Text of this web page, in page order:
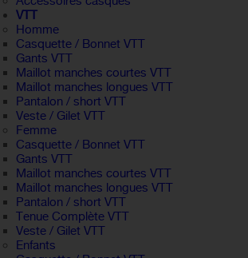
VTT
Homme
Casquette / Bonnet VTT
Gants VTT
Maillot manches courtes VTT
Maillot manches longues VTT
Pantalon / short VTT
Veste / Gilet VTT
Femme
Casquette / Bonnet VTT
Gants VTT
Maillot manches courtes VTT
Maillot manches longues VTT
Pantalon / short VTT
Tenue Complète VTT
Veste / Gilet VTT
Enfants